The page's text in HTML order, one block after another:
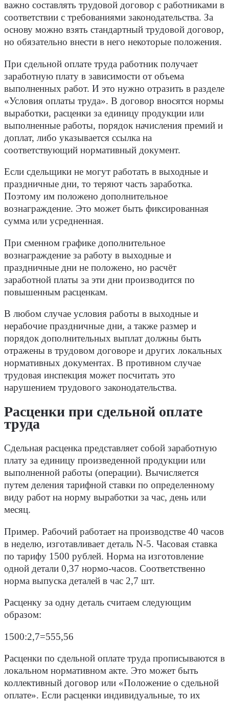
важно составлять трудовой договор с работниками в
соответствии с требованиями законодательства. За
основу можно взять стандартный трудовой договор,
но обязательно внести в него некоторые положения.
При сдельной оплате труда работник получает
заработную плату в зависимости от объема
выполненных работ. И это нужно отразить в разделе
«Условия оплаты труда». В договор вносятся нормы
выработки, расценки за единицу продукции или
выполненные работы, порядок начисления премий и
доплат, либо указывается ссылка на
соответствующий нормативный документ.
Если сдельщики не могут работать в выходные и
праздничные дни, то теряют часть заработка.
Поэтому им положено дополнительное
вознаграждение. Это может быть фиксированная
сумма или усредненная.
При сменном графике дополнительное
вознаграждение за работу в выходные и
праздничные дни не положено, но расчёт
заработной платы за эти дни производится по
повышенным расценкам.
В любом случае условия работы в выходные и
нерабочие праздничные дни, а также размер и
порядок дополнительных выплат должны быть
отражены в трудовом договоре и других локальных
нормативных документах. В противном случае
трудовая инспекция может посчитать это
нарушением трудового законодательства.
Расценки при сдельной оплате
труда
Сдельная расценка представляет собой заработную
плату за единицу произведенной продукции или
выполненной работы (операции). Вычисляется
путем деления тарифной ставки по определенному
виду работ на норму выработки за час, день или
месяц.
Пример. Рабочий работает на производстве 40 часов
в неделю, изготавливает деталь N-5. Часовая ставка
по тарифу 1500 рублей. Норма на изготовление
одной детали 0,37 нормо-часов. Соответственно
норма выпуска деталей в час 2,7 шт.
Расценку за одну деталь считаем следующим
образом:
1500:2,7=555,56
Расценки по сдельной оплате труда прописываются в
локальном нормативном акте. Это может быть
коллективный договор или «Положение о сдельной
оплате». Если расценки индивидуальные, то их